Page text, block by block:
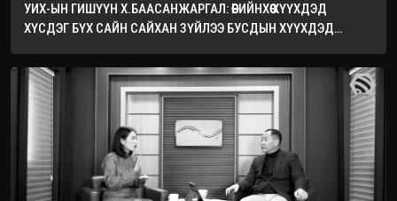
УИХ-ЫН ГИШҮҮН Х.БААСАНЖАРГАЛ: ӨӨРИЙНХӨӨ ХҮҮХДЭД
ХҮСДЭГ БҮХ САЙН САЙХАН ЗҮЙЛЭЭ БУСДЫН ХҮҮХДЭД